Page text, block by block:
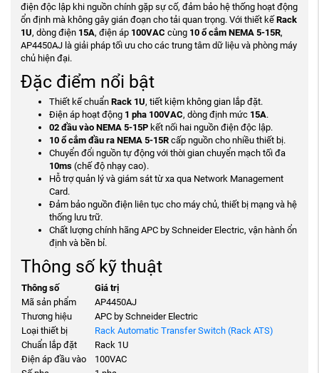
điện độc lập khi nguồn chính gặp sự cố, đảm bảo hệ thống hoạt động
ổn định mà không gây gián đoạn cho tải quan trọng. Với thiết kế Rack
1U, dòng điện 15A, điện áp 100VAC cùng 10 ổ cắm NEMA 5-15R,
AP4450AJ là giải pháp tối ưu cho các trung tâm dữ liệu và phòng máy
chủ hiện đại.
Đặc điểm nổi bật
Thiết kế chuẩn Rack 1U, tiết kiệm không gian lắp đặt.
Điện áp hoạt động 1 pha 100VAC, dòng định mức 15A.
02 đầu vào NEMA 5-15Pkết nối hai nguồn điện độc lập.
10 ổ cắm đầu ra NEMA 5-15Rcấp nguồn cho nhiều thiết bị.
Chuyển đổi nguồn tự động với thời gian chuyển mạch tối đa
10ms(chế độ nhạy cao).
Hỗ trợ quản lý và giám sát từ xa qua Network Management
Card.
Đảm bảo nguồn điện liên tục cho máy chủ, thiết bị mạng và hệ
thống lưu trữ.
Chất lượng chính hãng APC by Schneider Electric, vận hành ổn
định và bền bỉ.
Thông số kỹ thuật
Thông số
Giá trị
Mã sản phẩm
AP4450AJ
Thương hiệu
APC by Schneider Electric
Loại thiết bị
Rack Automatic Transfer Switch (Rack ATS)
Chuẩn lắp đặt
Rack 1U
Điện áp đầu vào
100VAC